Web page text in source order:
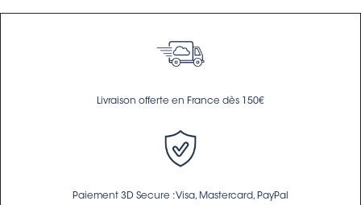
Livraison offerte en France dès 150€
Paiement 3D Secure : Visa, Mastercard, PayPal